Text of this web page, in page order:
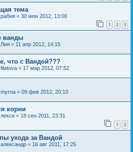
тема
рабия « 30 июн 2012, 13:00
1 2 3
ванды
Лия « 11 апр 2012, 14:15
что с Вандой???
filatova « 17 мар 2012, 07:52
myrna « 09 фев 2012, 20:10
корни
лекси « 18 сен 2011, 23:31
1 2
ухода за Вандой
александр « 16 авг 2011, 17:25